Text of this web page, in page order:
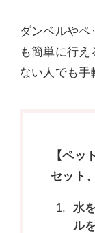
ダンベルや
も簡単に行
ない人でも手
【ペッ
セット
水
ル